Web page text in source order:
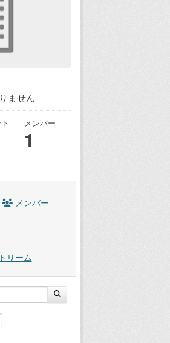
ません
メンバー
1
メンバー
リーム